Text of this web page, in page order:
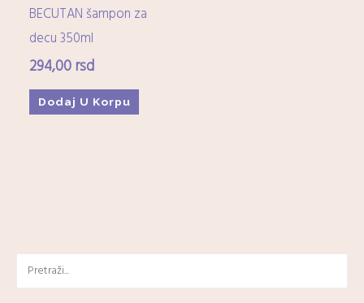
BECUTAN šampon za
decu 350ml
294,00 rsd
Dodaj U Korpu